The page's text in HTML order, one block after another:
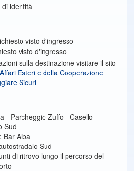
di identità
visto d'ingresso
visto d'ingresso
sulla destinazione visitare il sito
Esteri e della Cooperazione
Sicuri
- Parcheggio Zuffo - Casello
Sud
Bar Alba
Sud
di ritrovo lungo il percorso del